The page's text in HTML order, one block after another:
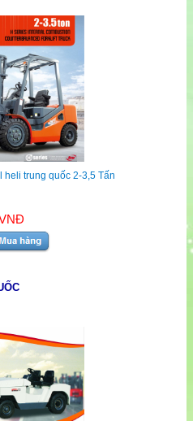
heli trung quốc 2-3,5 Tấn